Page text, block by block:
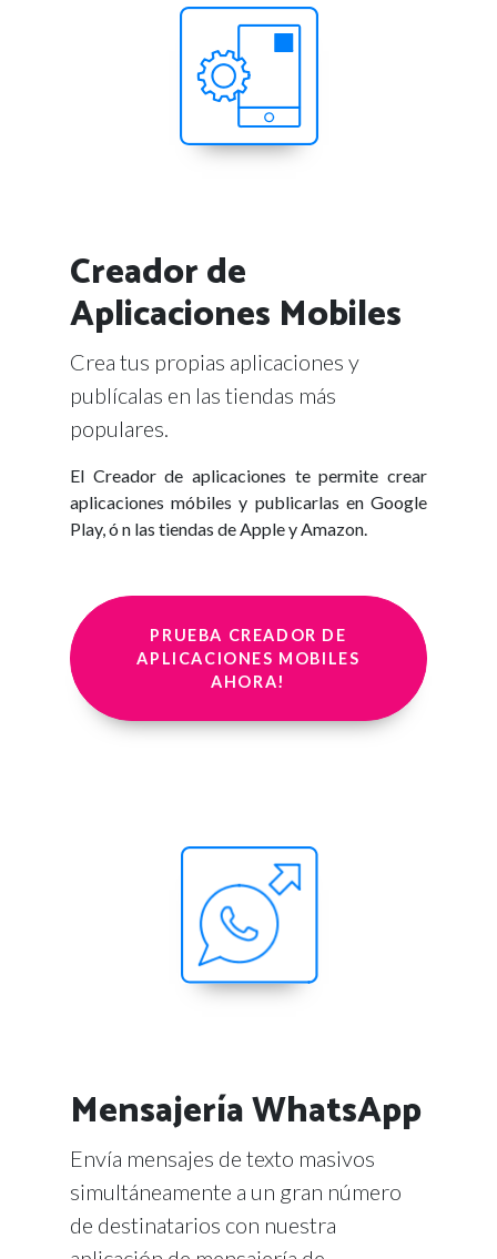
Creador de
Aplicaciones Mobiles
Crea tus propias aplicaciones y
publícalas en las tiendas más
populares.
El Creador de aplicaciones te permite crear
aplicaciones móbiles y publicarlas en Google
Play, ó n las tiendas de Apple y Amazon.
PRUEBA CREADOR DE
APLICACIONES MOBILES
AHORA!
Mensajería WhatsApp
Envía mensajes de texto masivos
simultáneamente a un gran número
de destinatarios con nuestra